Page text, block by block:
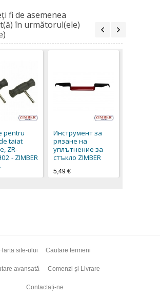
fi de asemenea
în următorul(ele)
pentru
taiat
ZR-
- ZIMBER
Инструмент за
рязане на
уплътнение за
стъкло ZIMBER
5,49 €
Harta site-ului Cautare termeni
avansată Comenzi și Livrare
Contactați-ne